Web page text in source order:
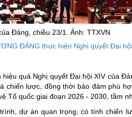
Giảm
Đưa
Bầu
Gia
An
Thông
Đảng, chiều 23/1. Ảnh: TTXVN
ĐẢNG thực hiện Nghị quyết Đại
quả Nghị quyết Đại hội XIV của
chiến lược, đồng thời bảo đảm phù
Tổ quốc giai đoạn 2026 - 2030, tầm
dự án quan trọng, có tính chiến